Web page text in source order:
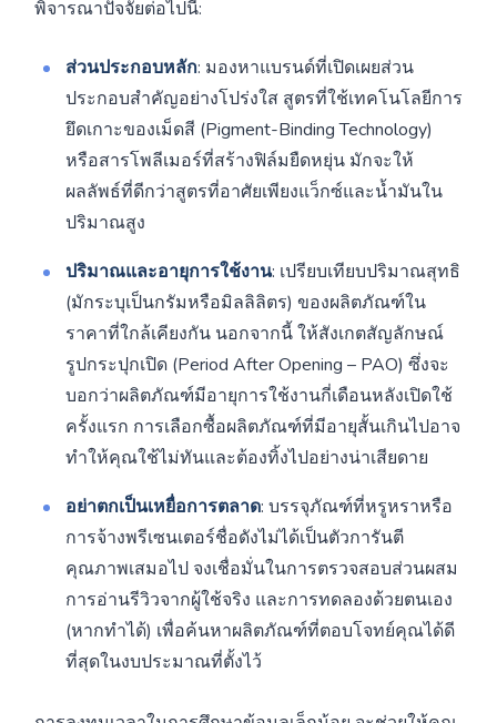
พิจารณาปัจจัยต่อไปนี้:
ส่วนประกอบหลัก: มองหาแบรนด์ที่เปิดเผยส่วน
ประกอบสำคัญอย่างโปร่งใส สูตรที่ใช้เทคโนโลยีการ
ยึดเกาะของเม็ดสี (Pigment-Binding Technology)
หรือสารโพลีเมอร์ที่สร้างฟิล์มยืดหยุ่น มักจะให้
ผลลัพธ์ที่ดีกว่าสูตรที่อาศัยเพียงแว็กซ์และน้ำมันใน
ปริมาณสูง
ปริมาณและอายุการใช้งาน: เปรียบเทียบปริมาณสุทธิ
(มักระบุเป็นกรัมหรือมิลลิลิตร) ของผลิตภัณฑ์ใน
ราคาที่ใกล้เคียงกัน นอกจากนี้ ให้สังเกตสัญลักษณ์
รูปกระปุกเปิด (Period After Opening – PAO) ซึ่งจะ
บอกว่าผลิตภัณฑ์มีอายุการใช้งานกี่เดือนหลังเปิดใช้
ครั้งแรก การเลือกซื้อผลิตภัณฑ์ที่มีอายุสั้นเกินไปอาจ
ทำให้คุณใช้ไม่ทันและต้องทิ้งไปอย่างน่าเสียดาย
อย่าตกเป็นเหยื่อการตลาด: บรรจุภัณฑ์ที่หรูหราหรือ
การจ้างพรีเซนเตอร์ชื่อดังไม่ได้เป็นตัวการันตี
คุณภาพเสมอไป จงเชื่อมั่นในการตรวจสอบส่วนผสม
การอ่านรีวิวจากผู้ใช้จริง และการทดลองด้วยตนเอง
(หากทำได้) เพื่อค้นหาผลิตภัณฑ์ที่ตอบโจทย์คุณได้ดี
ที่สุดในงบประมาณที่ตั้งไว้